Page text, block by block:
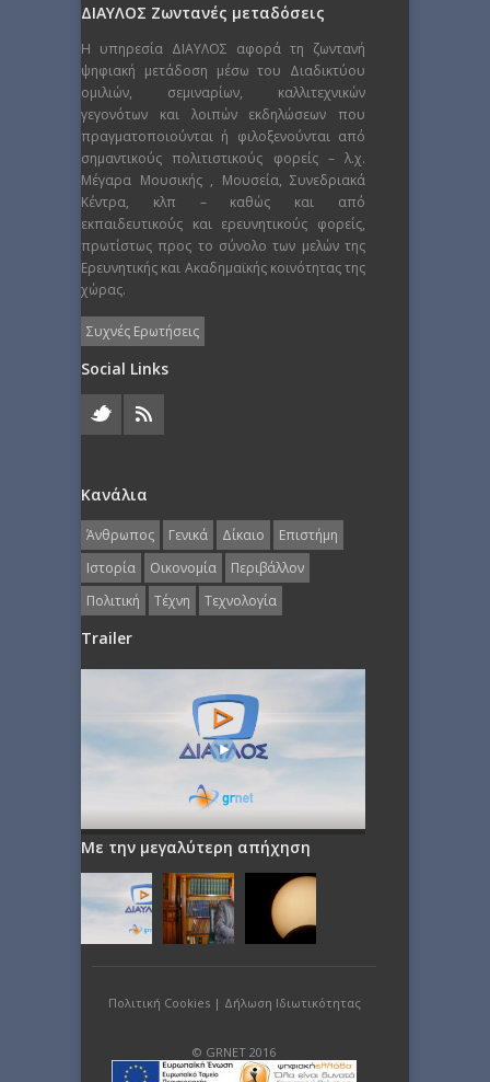
ΔΙΑΥΛΟΣ Ζωντανές μεταδόσεις
Η υπηρεσία ΔΙΑΥΛΟΣ αφορά τη ζωντανή
ψηφιακή μετάδοση μέσω του Διαδικτύου
ομιλιών, σεμιναρίων, καλλιτεχνικών
γεγονότων και λοιπών εκδηλώσεων που
πραγματοποιούνται ή φιλοξενούνται από
σημαντικούς πολιτιστικούς φορείς – λ.χ.
Μέγαρα Μουσικής , Μουσεία, Συνεδριακά
Κέντρα, κλπ – καθώς και από
εκπαιδευτικούς και ερευνητικούς φορείς,
πρωτίστως προς το σύνολο των μελών της
Ερευνητικής και Ακαδημαϊκής κοινότητας της
χώρας.
Συχνές Ερωτήσεις
Social Links
Κανάλια
Άνθρωπος Γενικά Δίκαιο
Επιστήμη
Ιστορία
Οικονομία
Περιβάλλον
Πολιτική
Τέχνη Τεχνολογία
Trailer
Με την μεγαλύτερη απήχηση
Πολιτική Cookies| Δήλωση Ιδιωτικότητας
© GRNET 2016